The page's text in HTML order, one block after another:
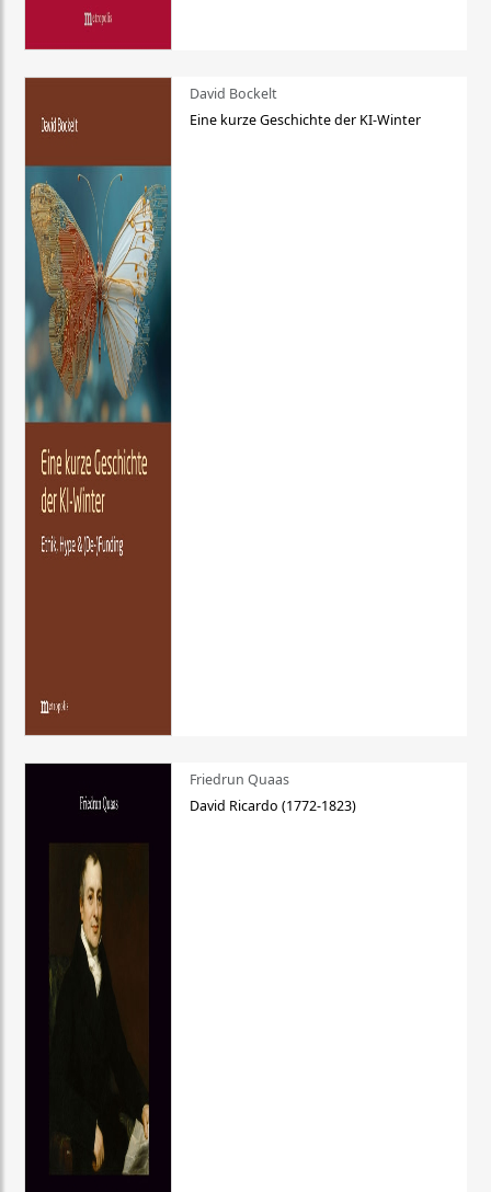
David Bockelt
Eine kurze Geschichte der KI-Winter
Friedrun Quaas
David Ricardo (1772-1823)